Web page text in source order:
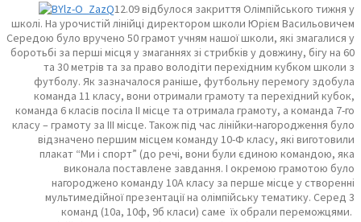
12.09 відбулося закриття Олімпійського тижня у
школі. На урочистій лінійці директором школи Юрієм Васильовичем
Середою було вручено 50 грамот учням нашої школи, які змагалися у
боротьбі за перші місця у змаганнях зі стрибків у довжину, бігу на 60
та 30 метрів та за право володіти перехідним кубком школи з
футболу. Як зазначалося раніше, футбольну перемогу здобула
команда 11 класу, вони отримали грамоту та перехідний кубок,
команда 6 класів посіла ІІ місце та отримала грамоту, а команда 7-го
класу – грамоту за ІІІ місце. Також під час лінійки-нагородження було
відзначено першим місцем команду 10-Ф класу, які виготовили
плакат “Ми і спорт” (до речі, вони були єдиною командою, яка
виконала поставлене завдання. І окремою грамотою було
нагороджено команду 10А класу за перше місце у створенні
мультимедійної презентації на олімпійську тематику. Серед 3
команд (10а, 10ф, 9б класи) саме їх обрали переможцями.